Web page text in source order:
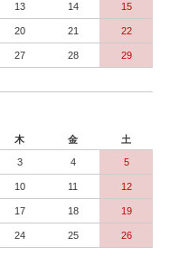
13 14 15
20 21 22
27 28 29
木 金 土
3 4 5
10 11 12
17 18 19
24 25 26